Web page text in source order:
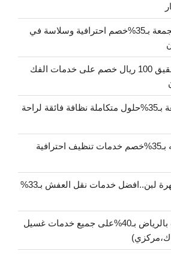
شركة نقل عفش بالمجمعة بـ35%خصم احترافية وسلاسة في
دينا نقل عفش حي العقيق 100 ريال خصم على خدمات الفك
شركة تنظيف بالمجمعة بـ35%حلول متكاملة نظافة فائقة لراحة
شركة تنظيف بالدرعيه بـ35%خصم خدمات تنظيف احترافية
دينا نقل عفش حي ظهرة لبن..افضل خدمات نقل العفش بـ33%
شركة تنظيف مكيفات بالرياض بـ40%على جميع خدمات غسيل